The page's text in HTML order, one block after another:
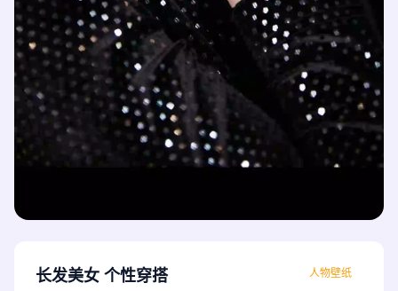
长发美女 个性穿搭 人物壁纸